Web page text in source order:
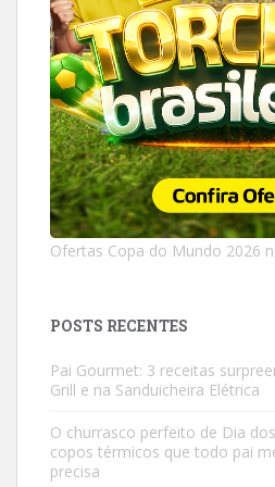
Ofertas Copa do Mundo 2026
POSTS RECENTES
Pai Gourmet: 3 receitas
Grill e na Sanduicheira Elétrica
O churrasco perfeito de Dia
copos térmicos que todo pai
precisa